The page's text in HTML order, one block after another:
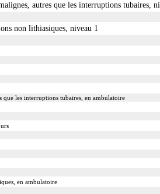
autres que les interruptions tubaires,
non lithiasiques, niveau 1
que les interruptions tubaires, en ambulatoire
en ambulatoire